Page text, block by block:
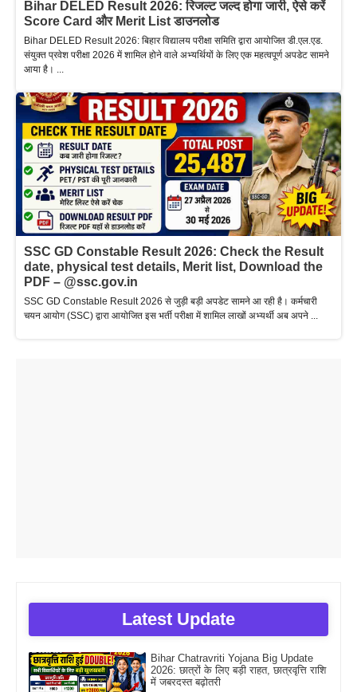
Bihar DELED Result 2026: रिजल्ट जल्द होगा जारी, ऐसे करें
Score Card और Merit List डाउनलोड
Bihar DELED Result 2026: बिहार विद्यालय परीक्षा समिति द्वारा आयोजित डी.एल.एड.
संयुक्त प्रवेश परीक्षा 2026 में शामिल होने वाले अभ्यर्थियों के लिए एक महत्वपूर्ण अपडेट सामने
आया है। ...
SSC GD Constable Result 2026: Check the Result
date, physical test details, Merit list, Download the
PDF – @ssc.gov.in
SSC GD Constable Result 2026 से जुड़ी बड़ी अपडेट सामने आ रही है। कर्मचारी
चयन आयोग (SSC) द्वारा आयोजित इस भर्ती परीक्षा में शामिल लाखों अभ्यर्थी अब अपने ...
Latest Update
Bihar Chatravriti Yojana Big Update
2026: छात्रों के लिए बड़ी राहत, छात्रवृत्ति राशि
में जबरदस्त बढ़ोतरी